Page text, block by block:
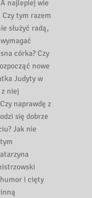
najlepiej wie
tym razem
służyć radą,
córka? Czy
nowe
Judyty w
niej
naprawdę z
się dobrze
Jak nie
humor i cięty